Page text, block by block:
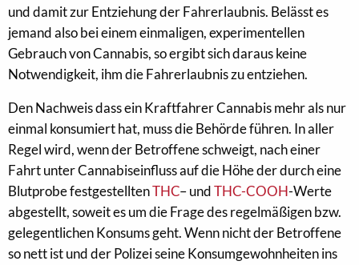
und damit zur Entziehung der Fahrerlaubnis. Belässt es
jemand also bei einem einmaligen, experimentellen
Gebrauch von Cannabis, so ergibt sich daraus keine
Notwendigkeit, ihm die Fahrerlaubnis zu entziehen.
Den Nachweis dass ein Kraftfahrer Cannabis mehr als nur
einmal konsumiert hat, muss die Behörde führen. In aller
Regel wird, wenn der Betroffene schweigt, nach einer
Fahrt unter Cannabiseinfluss auf die Höhe der durch eine
Blutprobe festgestelltenTHC– undTHC-COOH-Werte
abgestellt, soweit es um die Frage des regelmäßigen bzw.
gelegentlichen Konsums geht. Wenn nicht der Betroffene
so nett ist und der Polizei seine Konsumgewohnheiten ins